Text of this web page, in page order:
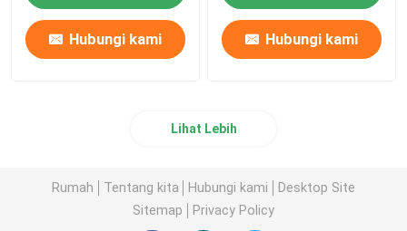
Hubungi kami Hubungi kami
Lihat Lebih
Rumah Tentang kita Hubungi kami
Desktop Site
Sitemap
Privacy Policy